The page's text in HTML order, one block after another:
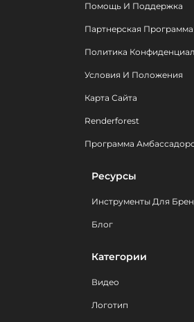
Помощь И Поддержка
Партнерская Программа
Политика
Условия И Положения
Карта Сайта
Renderforest
Программа
Ресурсы
Инструменты Для
Блог
Категории
Видео
Логотип